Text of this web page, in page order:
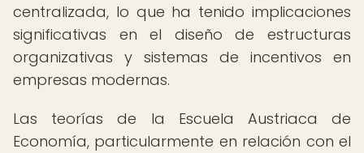
centralizada, lo que ha tenido implicaciones
significativas en el diseño de estructuras
organizativas y sistemas de incentivos en
empresas modernas.
Las teorías de la Escuela Austriaca de
Economía, particularmente en relación con el